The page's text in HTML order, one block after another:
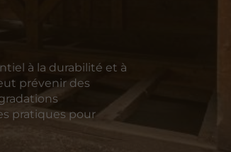
à la durabilité et à
prévenir des
pratiques pour